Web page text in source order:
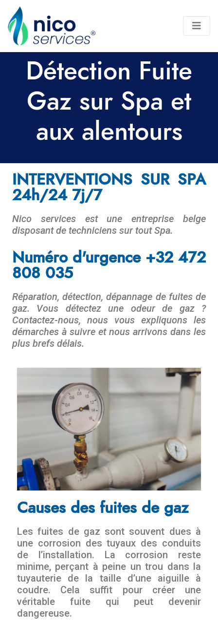
Détection Fuite
Gaz sur Spa et
aux alentours
INTERVENTIONS SUR SPA
24h/24 7j/7
Nico services est une entreprise belge
disposant de techniciens sur toutSpa.
Numéro d'urgence +32 472
808 035
Réparation, détection, dépannage de fuites de
gaz. Vous détectez une odeur de gaz ?
Contactez-nous, nous vous expliquons les
démarches à suivre et nous arrivons dans les
plus brefs délais.
Causes des fuites de gaz
Les fuites de gaz sont souvent dues à
une corrosion des tuyaux des conduits
de l’installation. La corrosion reste
minime, perçant à peine un trou dans la
tuyauterie de la taille d’une aiguille à
coudre. Cela suffit pour créer une
véritable fuite qui peut devenir
dangereuse.